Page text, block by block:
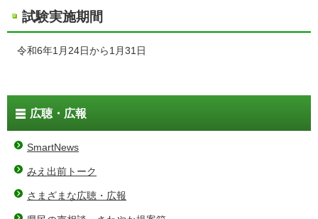
試験実施期間
令和6年1月24日から1月31日
広聴・広報
SmartNews
みえ出前トーク
さまざまな広聴・広報